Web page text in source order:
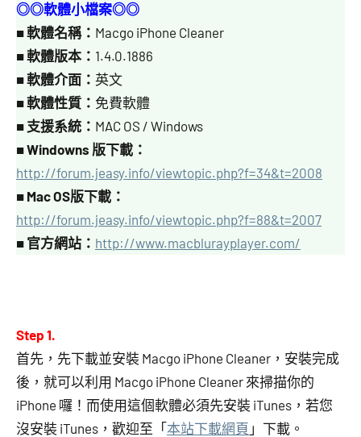
◎◎軟體小檔案◎◎
■軟體名稱： Macgo iPhone Cleaner
■軟體版本： 1.4.0.1886
■軟體介面： 英文
■軟體性質： 免費軟體
■ 支援系統： MAC OS / Windows
■ Windowns 版下載：
http://forum.jeasy.info/viewtopic.php?f=34&t=2008
■ Mac OS版下載：
http://forum.jeasy.info/viewtopic.php?f=88&t=2007
■ 官方網站： http://www.macblurayplayer.com/
Step 1.
首先，先下載並安裝 Macgo iPhone Cleaner，安裝完成
後，就可以利用 Macgo iPhone Cleaner 來掃描你的
iPhone 囉！而使用這個軟體必須先安裝 iTunes，若您
沒安裝 iTunes，歡迎至「本站下載網頁 」下載。